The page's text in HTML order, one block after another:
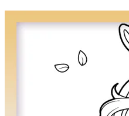
Música e instrumentos musicales
Primavera y pascua